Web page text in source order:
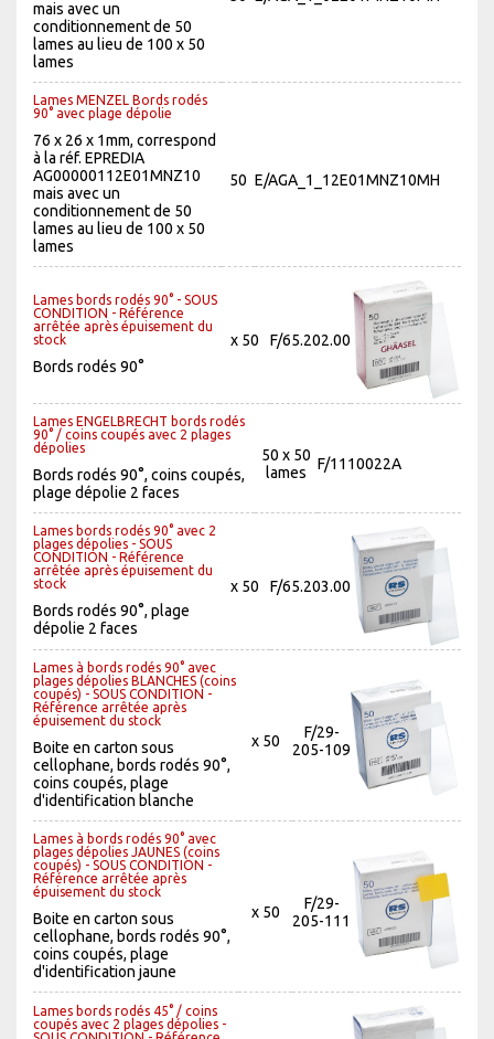
mais avec un
conditionnement de 50
lames au lieu de 100 x 50
lames
Lames MENZEL Bords rodés
90° avec plage dépolie
76 x 26 x 1mm, correspond
à la réf. EPREDIA
AG00000112E01MNZ10
mais avec un
conditionnement de 50
lames au lieu de 100 x 50
lames
50 E/AGA_1_12E01MNZ10MH
Lames bords rodés 90° - SOUS
CONDITION - Référence
arrêtée après épuisement du
stock
Bords rodés 90°
x 50 F/65.202.00
Lames ENGELBRECHT bords rodés
90° / coins coupés avec 2 plages
dépolies
Bords rodés 90°, coins coupés,
plage dépolie 2 faces
50 x 50
lames
F/1110022A
Lames bords rodés 90° avec 2
plages dépolies - SOUS
CONDITION - Référence
arrêtée après épuisement du
stock
Bords rodés 90°, plage
dépolie 2 faces
x 50 F/65.203.00
Lames à bords rodés 90° avec
plages dépolies BLANCHES (coins
coupés) - SOUS CONDITION -
Référence arrêtée après
épuisement du stock
Boite en carton sous
cellophane, bords rodés 90°,
coins coupés, plage
d'identification blanche
x 50
F/29-
205-109
Lames à bords rodés 90° avec
plages dépolies JAUNES (coins
coupés) - SOUS CONDITION -
Référence arrêtée après
épuisement du stock
Boite en carton sous
cellophane, bords rodés 90°,
coins coupés, plage
d'identification jaune
x 50
F/29-
205-111
Lames bords rodés 45° / coins
coupés avec 2 plages dépolies -